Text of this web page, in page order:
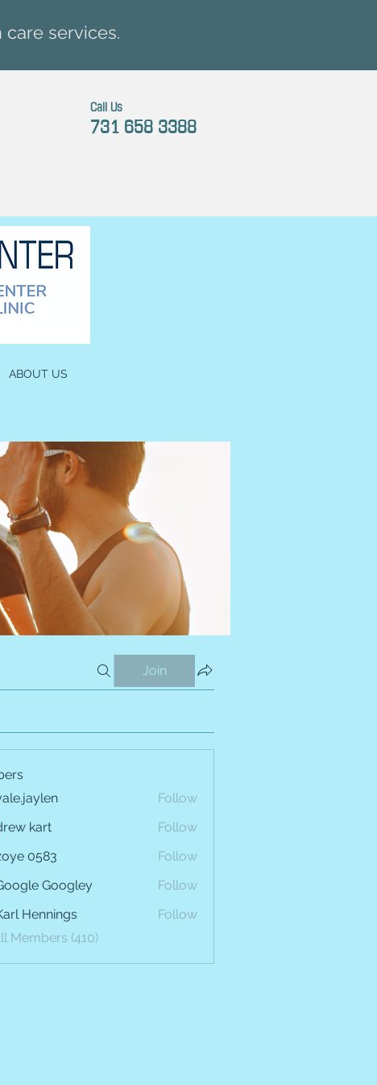
services.
Call Us
731 658 3388
ABOUT US
Join
Follow
kart
Follow
0583
Follow
Googley
Follow
Hennings
Follow
Members (410)